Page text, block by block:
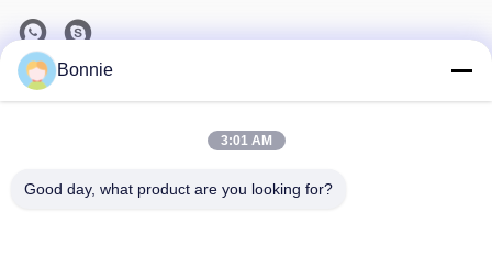
Наша рассылка
Подпишитесь на нашу информационную рассылку для
получения скидок и прочего.
Bonnie
3:01 AM
Good day, what product are you looking for?